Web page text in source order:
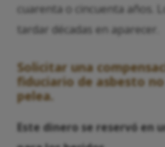
cuarenta o cincuenta años.
tardar décadas en aparecer.
Solicitar una
fiduciario de asbesto
pelea.
Este dinero se reservó en